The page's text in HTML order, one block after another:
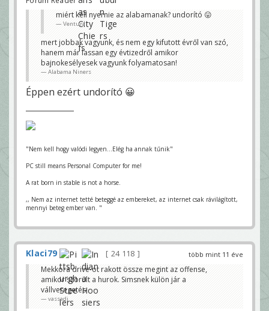
miért kell nyernie az alabamanak? undorító 😛
Ventura
mert jobbak vagyunk, és nem egy kifutott évről van szó,
hanem már lassan egy évtizedről amikor
bajnokesélyesek vagyunk folyamatosan!
Alabama Niners
Éppen ezért undorító 😀
"Nem kell hogy valódi legyen...Elég ha annak tűnik"
PC still means Personal Computer for me!
A rat born in stable is not a horse.
,, Nem az internet tetté beteggé az embereket, az internet csak rávilágított,
mennyi beteg ember van. "
több mint 11 éve
Klaci79
24 118
Mekkora drive-ot rakott össze megint az offense,
amikor szorult a hurok. Simsnek külön jár a
vállveregetés.
vassadi